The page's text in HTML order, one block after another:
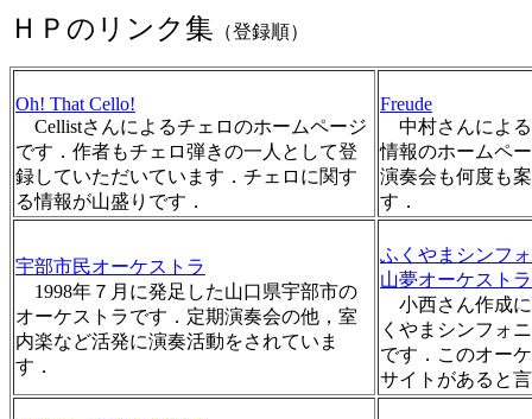
ＨＰのリンク集 （登録順）
Oh! That Cello!
Cellistさんによるチェロのホームページ
です．作者もチェロ弾きの一人として登
録していただいています．チェロに関す
る情報が山盛りです．
Freude
中村さんによ
情報のホームペ
演奏会も何度も
す．
宇部市民オーケストラ
1998年７月に発足した山口県宇部市の
オーケストラです．定期演奏会の他，室
内楽など活発に演奏活動をされていま
す．
ふくやまシンフ
山夢オーケスト
小西さん作成
くやまシンフォ
です．このオー
サイトがあると